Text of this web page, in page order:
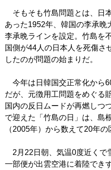
そもそも竹島問題とは、日
あった1952年、韓国の李承晩
李承晩ラインを設定。竹島を
国側が44人の日本人を死傷さ
したのが問題の始まりだ。
今年は日韓国交正常化から
だが、元徴用工問題をめぐる
国内の反日ムードが再燃しつ
で迎えた「竹島の日」は、島
（2005年）から数えて20年の
2月22日朝、気温0度近くで
一部便が出雲空港に着陸でき